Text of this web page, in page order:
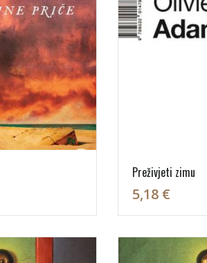
Preživjeti zimu
5,18 €